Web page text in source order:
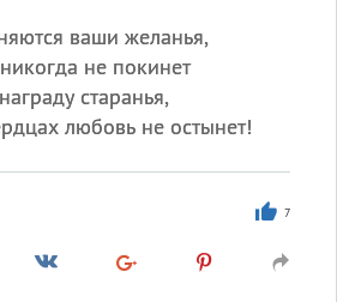
ваши желанья,
не покинет
старанья,
любовь не остынет!
7